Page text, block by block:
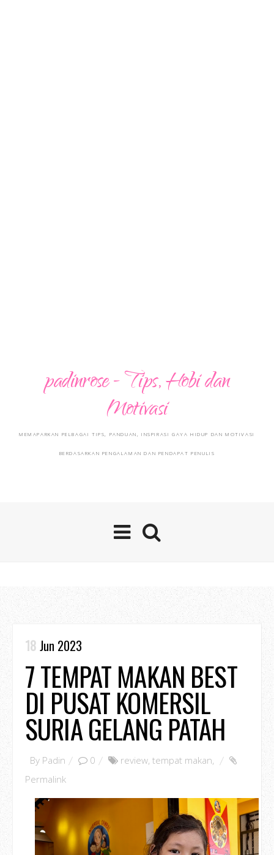
padinrose - Tips, Hobi dan
Motivasi
MEMAPARKAN PELBAGAI TIPS, PANDUAN, INSPIRASI GAYA HIDUP DAN MOTIVASI
BERDASARKAN PENGALAMAN DAN PENDAPAT PENULIS
18 Jun 2023
7 TEMPAT MAKAN BEST
DI PUSAT KOMERSIL
SURIA GELANG PATAH
By Padin 0 review, tempat makan,
Permalink